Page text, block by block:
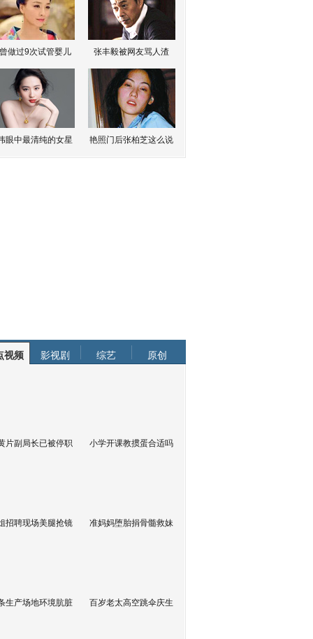
做过9次试管婴儿 张丰毅被网友骂人渣
眼中最清纯的女星 艳照门后张柏芝这么说
视频 影视剧 综艺 原创
片副局长已被停职 小学开课教掼蛋合适吗
招聘现场美腿抢镜 准妈妈堕胎捐骨髓救妹
生产场地环境肮脏 百岁老太高空跳伞庆生